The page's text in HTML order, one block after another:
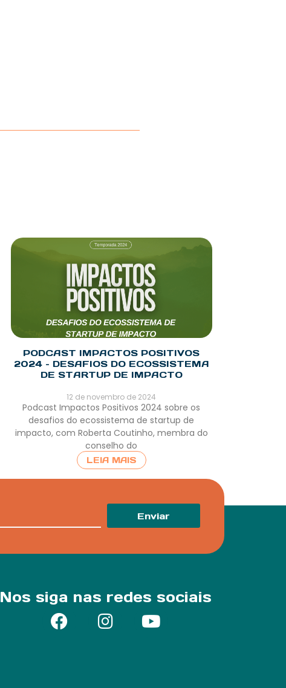
PODCAST IMPACTOS POSITIVOS
2024 – DESAFIOS DO ECOSSISTEMA
DE STARTUP DE IMPACTO
12 de novembro de 2024
Podcast Impactos Positivos 2024 sobre os
desafios do ecossistema de startup de
impacto, com Roberta Coutinho, membra do
conselho do
LEIA MAIS
Enviar
Nos siga nas redes sociais